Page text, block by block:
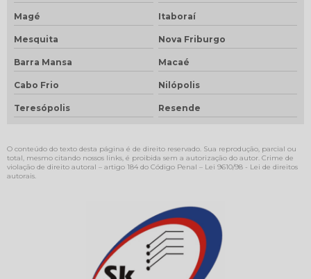
Magé Itaboraí
Mesquita Nova Friburgo
Barra Mansa Macaé
Cabo Frio Nilópolis
Teresópolis Resende
O conteúdo do texto desta página é de direito reservado. Sua reprodução, parcial ou
total, mesmo citando nossos links, é proibida sem a autorização do autor. Crime de
violação de direito autoral – artigo 184 do Código Penal – Lei 9610/98 - Lei de direitos
autorais.